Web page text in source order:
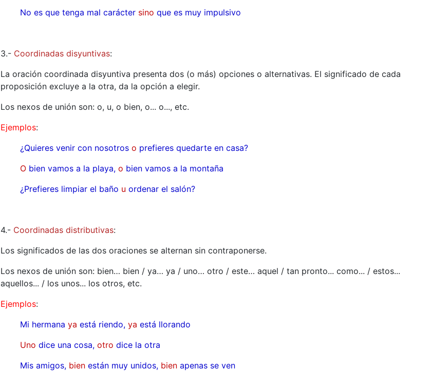
No es que tenga mal carácter sino que es muy impulsivo
3.- Coordinadas disyuntivas:
La oración coordinada disyuntiva presenta dos (o más) opciones o alternativas. El significado de cada
proposición excluye a la otra, da la opción a elegir.
Los nexos de unión son: o, u, o bien, o... o..., etc.
Ejemplos:
¿Quieres venir con nosotros o prefieres quedarte en casa?
O bien vamos a la playa, o bien vamos a la montaña
¿Prefieres limpiar el baño u ordenar el salón?
4.- Coordinadas distributivas:
Los significados de las dos oraciones se alternan sin contraponerse.
Los nexos de unión son: bien… bien / ya… ya / uno… otro / este… aquel / tan pronto... como... / estos...
aquellos... / los unos... los otros, etc.
Ejemplos:
Mi hermana ya está riendo, ya está llorando
Uno dice una cosa, otro dice la otra
Mis amigos, bien están muy unidos, bien apenas se ven